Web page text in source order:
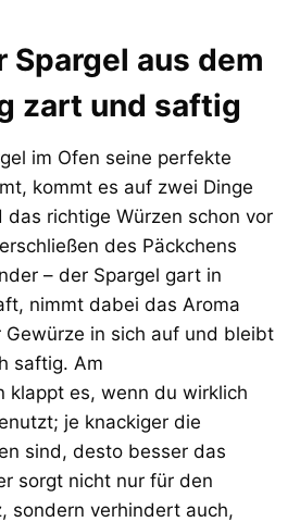
Spargel aus dem
zart und saftig
im Ofen seine perfekte
kommt es auf zwei Dinge
das richtige Würzen schon vor
des Päckchens
– der Spargel gart in
nimmt dabei das Aroma
in sich auf und bleibt
saftig. Am
klappt es, wenn du wirklich
je knackiger die
sind, desto besser das
sorgt nicht nur für den
sondern verhindert auch,